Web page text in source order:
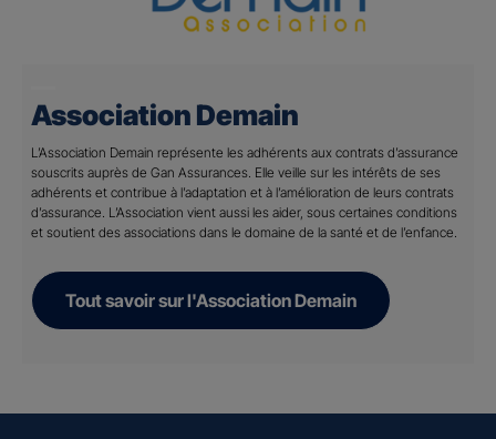
Association Demain
L’Association Demain représente les adhérents aux contrats d’assurance
souscrits auprès de Gan Assurances. Elle veille sur les intérêts de ses
adhérents et contribue à l’adaptation et à l’amélioration de leurs contrats
d’assurance. L’Association vient aussi les aider, sous certaines conditions
et soutient des associations dans le domaine de la santé et de l’enfance.
Tout savoir sur l'Association Demain